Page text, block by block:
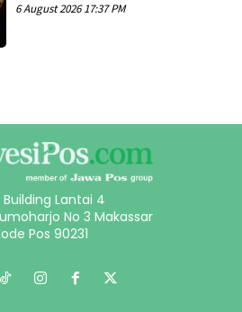
6 August 2026 17:37 PM
Building Lantai 4
No 3 Makassar
Pos 90231